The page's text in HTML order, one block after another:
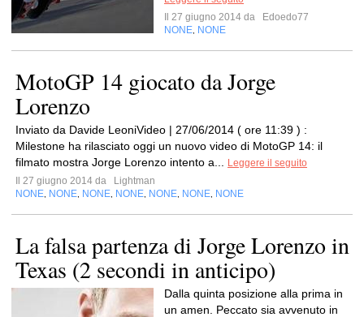
Il 27 giugno 2014 da
Edoedo77
NONE NONE
MotoGP 14 giocato da Jorge
Lorenzo
Inviato da Davide LeoniVideo | 27/06/2014 ( ore 11:39 ) :
Milestone ha rilasciato oggi un nuovo video di MotoGP 14: il
filmato mostra Jorge Lorenzo intento a...
Leggere il seguito
Il 27 giugno 2014 da
Lightman
NONE NONE NONE NONE NONE NONE NONE
La falsa partenza di Jorge Lorenzo in
Texas (2 secondi in anticipo)
Dalla quinta posizione alla prima in
un amen. Peccato sia avvenuto in